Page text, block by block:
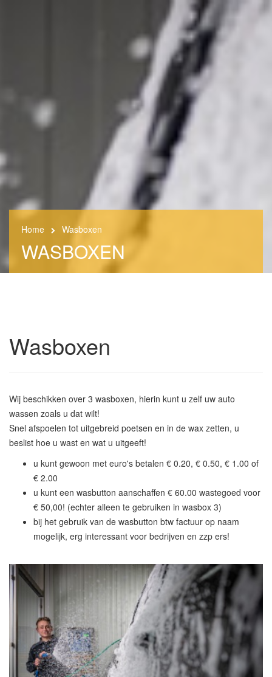
Home Wasboxen
WASBOXEN
Wasboxen
Wij beschikken over 3 wasboxen, hierin kunt u zelf uw auto
wassen zoals u dat wilt!
Snel afspoelen tot uitgebreid poetsen en in de wax zetten, u
beslist hoe u wast en wat u uitgeeft!
u kunt gewoon met euro's betalen € 0.20, € 0.50, € 1.00 of
€ 2.00
u kunt een wasbutton aanschaffen € 60.00 wastegoed voor
€ 50,00! (echter alleen te gebruiken in wasbox 3)
bij het gebruik van de wasbutton btw factuur op naam
mogelijk, erg interessant voor bedrijven en zzp ers!